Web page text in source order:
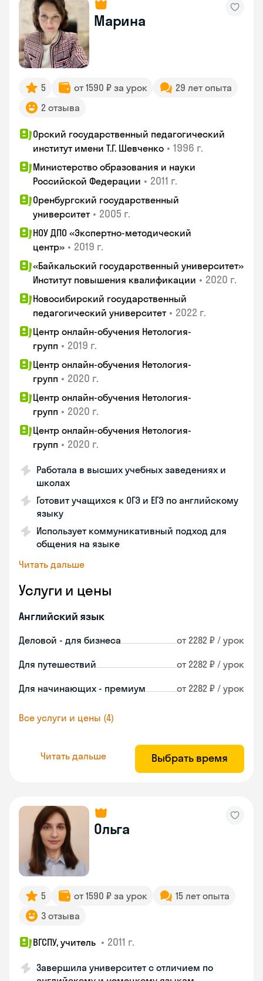
Марина
5 от 1590 ₽ за урок
29 лет опыта
2 отзыва
Орский государственный педагогический
институт имени Т.Г. Шевченко • 1996 г.
Министерство образования и науки
Российской Федерации • 2011 г.
Оренбургский государственный
университет • 2005 г.
НОУ ДПО «Экспертно-методический
центр» • 2019 г.
«Байкальский государственный университет»
Институт повышения квалификации • 2020 г.
Новосибирский государственный
педагогический университет • 2022 г.
Центр онлайн-обучения Нетология-
групп • 2019 г.
Центр онлайн-обучения Нетология-
групп • 2020 г.
Центр онлайн-обучения Нетология-
групп • 2020 г.
Центр онлайн-обучения Нетология-
групп • 2020 г.
Работала в высших учебных заведениях и
школах
Готовит учащихся к ОГЭ и ЕГЭ по английскому
языку
Использует коммуникативный подход для
общения на языке
Читать дальше
Услуги и цены
Английский язык
Деловой - для бизнеса от 2282 ₽ / урок
Для путешествий от 2282 ₽ / урок
Для начинающих - премиум от 2282 ₽ / урок
Все услуги и цены (4)
Читать дальше Выбрать время
Ольга
5 от 1590 ₽ за урок
15 лет опыта
3 отзыва
ВГСПУ, учитель • 2011 г.
Завершила университет с отличием по